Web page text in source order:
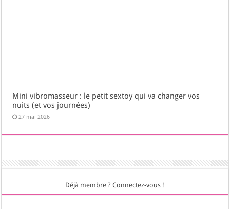
Mini vibromasseur : le petit sextoy qui va changer vos
nuits (et vos journées)
27 mai 2026
Déjà membre ? Connectez-vous !